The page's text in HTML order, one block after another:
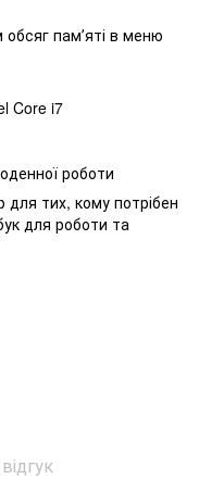
памʼяті в меню
Core i7
роботи
для тих, кому потрібен
для роботи та